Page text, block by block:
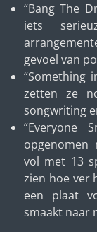
“Bang The
iets
gevoel van
“Something
zetten ze
songwriting
“Everyone
opgenomen
vol met 13
zien hoe ver
een plaat
smaakt naar